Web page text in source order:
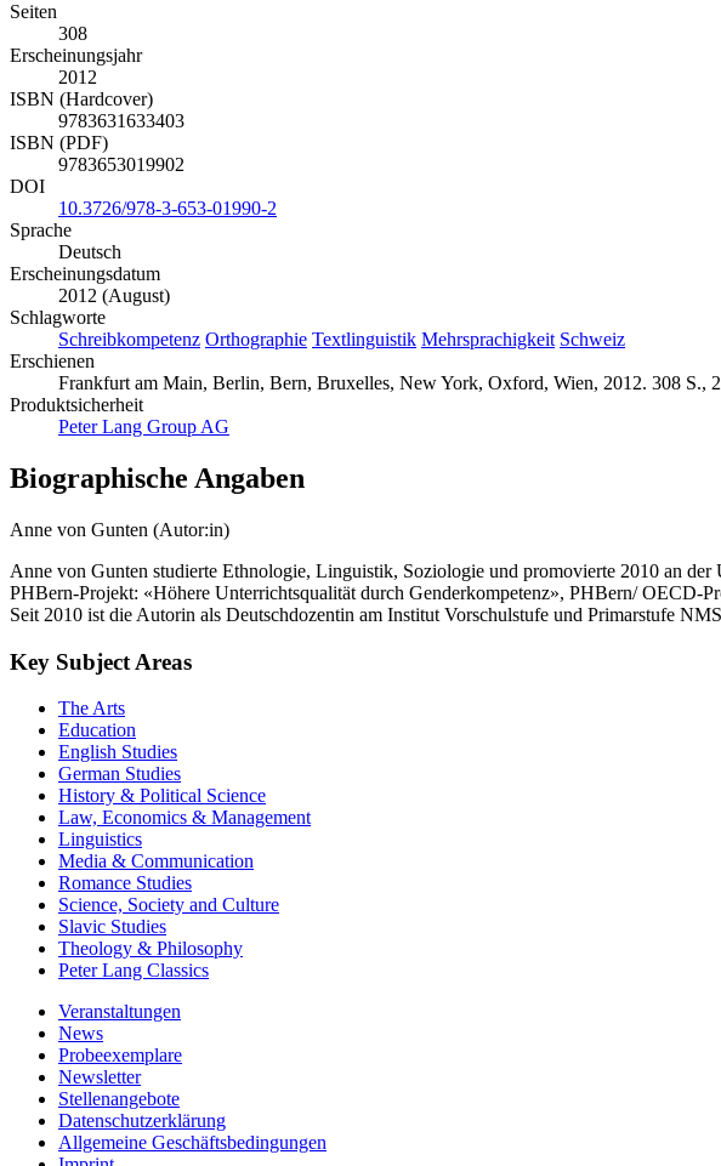
Seiten
308
Erscheinungsjahr
2012
ISBN (Hardcover)
9783631633403
ISBN (PDF)
9783653019902
DOI
10.3726/978-3-653-01990-2
Sprache
Deutsch
Erscheinungsdatum
2012 (August)
Schlagworte
Schreibkompetenz Orthographie Textlinguistik Mehrsprachigkeit Schweiz
Erschienen
Frankfurt am Main, Berlin, Bern, Bruxelles, New York, Oxford, Wien, 2012. 308 S.,
Produktsicherheit
Peter Lang Group AG
Biographische Angaben
Anne von Gunten (Autor:in)
Anne von Gunten studierte Ethnologie, Linguistik, Soziologie und promovierte 2010 an
PHBern-Projekt: «Höhere Unterrichtsqualität durch Genderkompetenz», PHBern/
Seit 2010 ist die Autorin als Deutschdozentin am Institut Vorschulstufe und Primarstufe
Key Subject Areas
The Arts
Education
English Studies
German Studies
History & Political Science
Law, Economics & Management
Linguistics
Media & Communication
Romance Studies
Science, Society and Culture
Slavic Studies
Theology & Philosophy
Peter Lang Classics
Veranstaltungen
News
Probeexemplare
Newsletter
Stellenangebote
Datenschutzerklärung
Allgemeine Geschäftsbedingungen